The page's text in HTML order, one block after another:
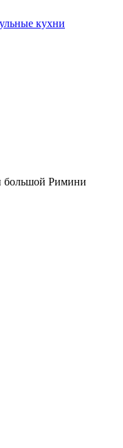
кухни
большой Римини